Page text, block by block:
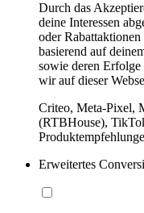
Durch das
deine Interessen
oder
basierend auf
sowie deren
wir auf dieser
Criteo, Meta-Pixel,
(RTBHouse),
Erweitertes